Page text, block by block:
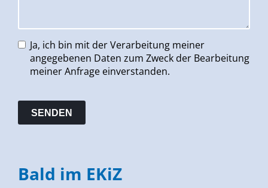
Ja, ich bin mit der Verarbeitung meiner
angegebenen Daten zum Zweck der Bearbeitung
meiner Anfrage einverstanden.
Bald im EKiZ